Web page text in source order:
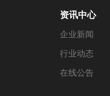
资讯中心
企业新闻
行业动态
在线公告